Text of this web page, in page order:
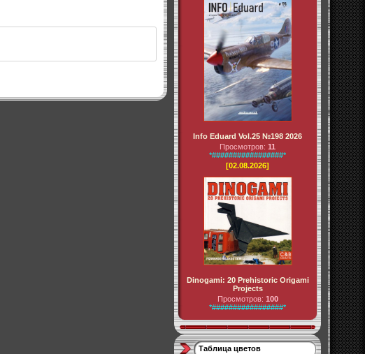
Info Eduard Vol.25 №198 2026
Просмотров: 11
*#################*
[02.08.2026]
Dinogami: 20 Prehistoric Origami
Projects
Просмотров: 100
*#################*
Таблица цветов